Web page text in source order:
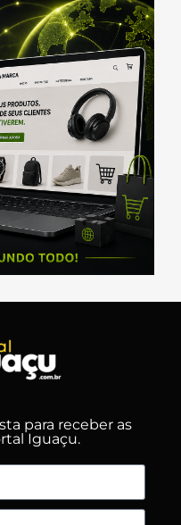
para receber as
Iguaçu.